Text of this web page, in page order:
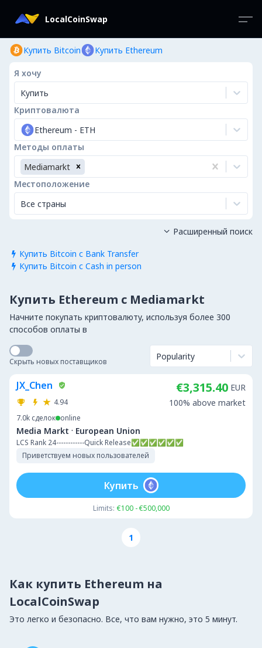
LocalCoinSwap
Купить Bitcoin Купить Ethereum
Я хочу
Купить
Криптовалюта
Ethereum - ETH
Методы оплаты
Mediamarkt
Местоположение
Все страны
 Купить Bitcoin с Bank Transfer
 Купить Bitcoin с Cash in person
 Расширенный поиск
Купить Ethereum с Mediamarkt
Начните покупать криптовалюту, используя более 300
способов оплаты в
Скрыть новых поставщиков Popularity
JX_Chen
4.94
7.0k сделок online
Media Markt · European Union
LCS Rank 24------------Quick Release✅✅✅✅✅✅
Приветствуем новых пользователей
€3,315.40 EUR
100% above market
Limits: €100 - €500,000
Купить
1
Как купить Ethereum на
LocalCoinSwap
Это легко и безопасно. Все, что вам нужно, это 5 минут.